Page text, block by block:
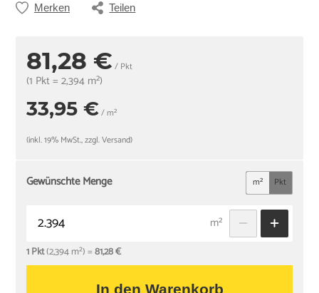
Merken Teilen
81,28 € / Pkt
(1 Pkt = 2,394 m²)
33,95 €/ m²
(inkl. 19% MwSt., zzgl. Versand)
Gewünschte Menge m² Pkt
m²
1 Pkt(2,394 m²) =81,28 €
In den Warenkorb